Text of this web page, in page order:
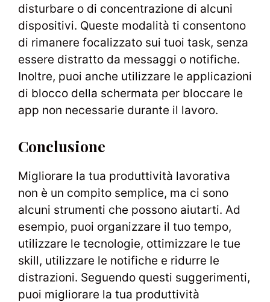
disturbare o di concentrazione di alcuni
dispositivi. Queste modalità ti consentono
di rimanere focalizzato sui tuoi task, senza
essere distratto da messaggi o notifiche.
Inoltre, puoi anche utilizzare le applicazioni
di blocco della schermata per bloccare le
app non necessarie durante il lavoro.
Conclusione
Migliorare la tua produttività lavorativa
non è un compito semplice, ma ci sono
alcuni strumenti che possono aiutarti. Ad
esempio, puoi organizzare il tuo tempo,
utilizzare le tecnologie, ottimizzare le tue
skill, utilizzare le notifiche e ridurre le
distrazioni. Seguendo questi suggerimenti,
puoi migliorare la tua produttività